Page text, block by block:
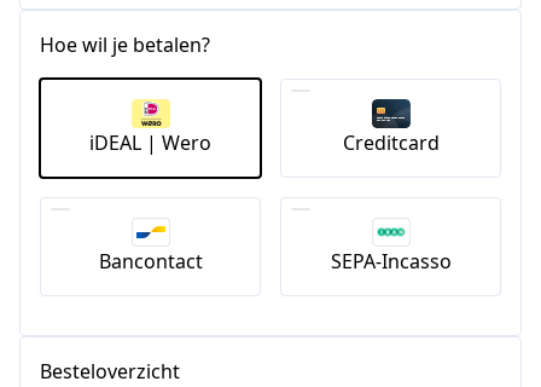
Hoe wil je betalen?
iDEAL | Wero Creditcard
Bancontact SEPA-Incasso
Besteloverzicht